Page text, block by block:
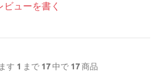
ビューを書く
す 1 まで 17中で 17商品